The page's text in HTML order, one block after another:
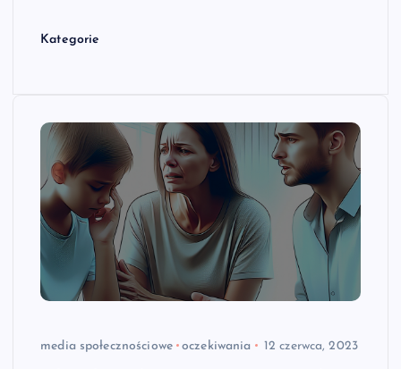
Kategorie
media społecznościowe oczekiwania 12 czerwca, 2023